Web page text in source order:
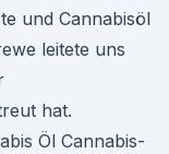
und Cannabisöl
leitete uns
hat.
Öl Cannabis-